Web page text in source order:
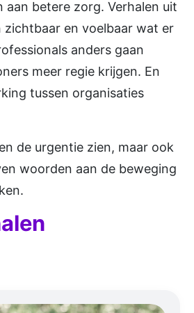
aan betere zorg. Verhalen uit
zichtbaar en voelbaar wat er
anders gaan
meer regie krijgen. En
tussen organisaties
de urgentie zien, maar ook
woorden aan de beweging